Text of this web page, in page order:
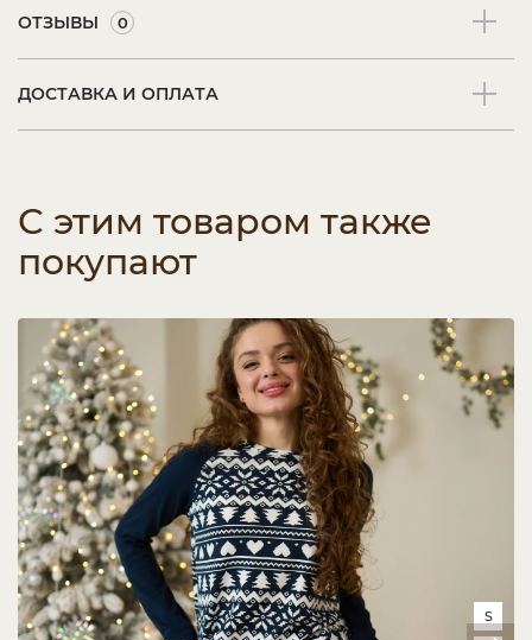
ОТЗЫВЫ 0
ДОСТАВКА И ОПЛАТА
С этим товаром также
покупают
S